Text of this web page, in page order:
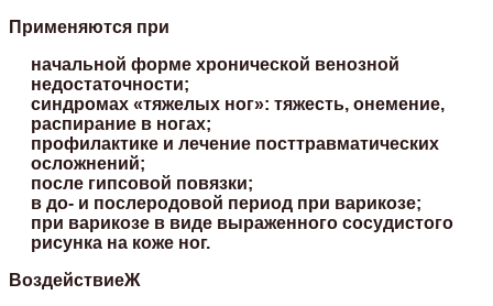
Применяются при
начальной форме хронической венозной
недостаточности;
синдромах «тяжелых ног»: тяжесть, онемение,
распирание в ногах;
профилактике и лечение посттравматических
осложнений;
после гипсовой повязки;
в до- и послеродовой период при варикозе;
при варикозе в виде выраженного сосудистого
рисунка на коже ног.
ВоздействиеЖ